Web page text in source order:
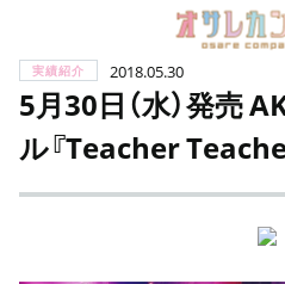
実績紹介 2018.05.30
5月30日（水）発売
ル『Teacher